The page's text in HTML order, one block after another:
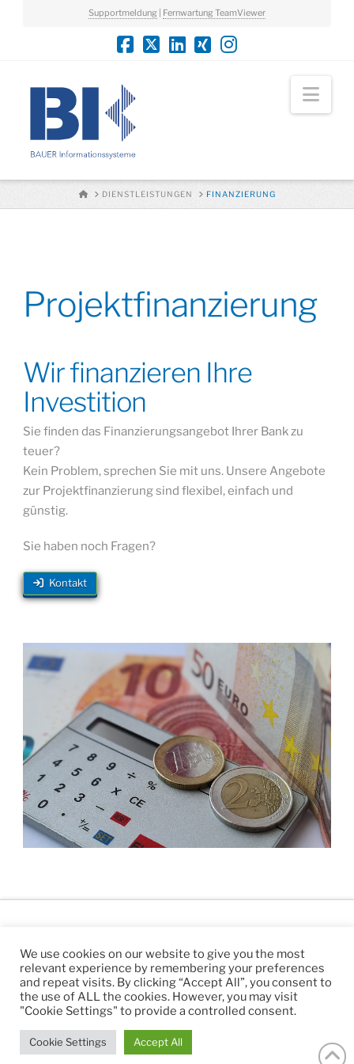
Supportmeldung | Fernwartung TeamViewer
HOMEDIENSTLEISTUNGEN FINANZIERUNG
Projektfinanzierung
Wir finanzieren Ihre
Investition
Sie finden das Finanzierungsangebot Ihrer Bank zu
teuer?
Kein Problem, sprechen Sie mit uns. Unsere Angebote
zur Projektfinanzierung sind flexibel, einfach und
günstig.
Sie haben noch Fragen?
Kontakt
IMPRESSUM DATENSCHUTZ
freibleibend.
© 1978-2024 BAUER Informationssysteme GmbH, Alle
Rechte vorbehalten.
We use cookies on our website to give you the most
relevant experience by remembering your preferences
and repeat visits. By clicking “Accept All”, you consent to
the use of ALL the cookies. However, you may visit
"Cookie Settings" to provide a controlled consent.
Cookie Settings Accept All